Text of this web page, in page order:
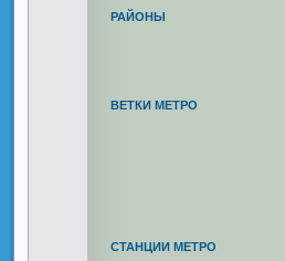
РАЙОНЫ
ВЕТКИ МЕТРО
СТАНЦИИ МЕТРО